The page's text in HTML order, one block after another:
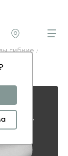
гибкие